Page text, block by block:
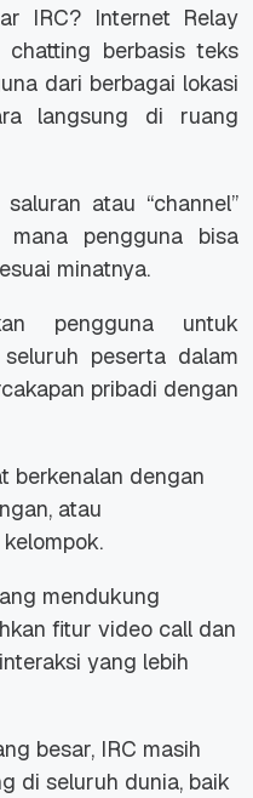
IRC? Internet Relay
chatting berbasis teks
dari berbagai lokasi
langsung di ruang
saluran atau “channel”
pengguna bisa
minatnya.
pengguna untuk
peserta dalam
pribadi dengan
berkenalan dengan
atau
mendukung
fitur video call dan
yang lebih
besar, IRC masih
di seluruh dunia, baik